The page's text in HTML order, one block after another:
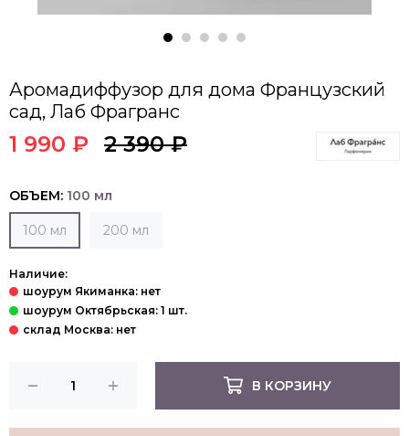
Аромадиффузор для дома Французский
сад, Лаб Фрагранс
1 990 ₽ 2 390 ₽
ОБЪЕМ: 100 мл
100 мл 200 мл
Наличие:
В КОРЗИНУ